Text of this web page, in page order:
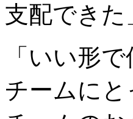
支配できた
「いい形
チームに